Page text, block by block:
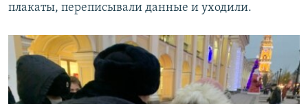
плакаты, переписывали данные и уходили.